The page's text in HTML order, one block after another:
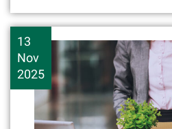
13
Nov
2025